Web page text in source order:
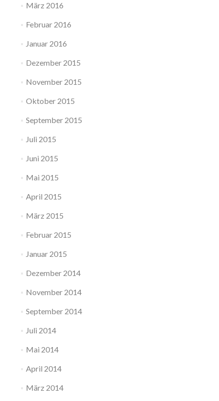
März 2016
Februar 2016
Januar 2016
Dezember 2015
November 2015
Oktober 2015
September 2015
Juli 2015
Juni 2015
Mai 2015
April 2015
März 2015
Februar 2015
Januar 2015
Dezember 2014
November 2014
September 2014
Juli 2014
Mai 2014
April 2014
März 2014